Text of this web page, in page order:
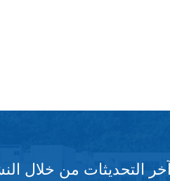
التحديثات من خلال